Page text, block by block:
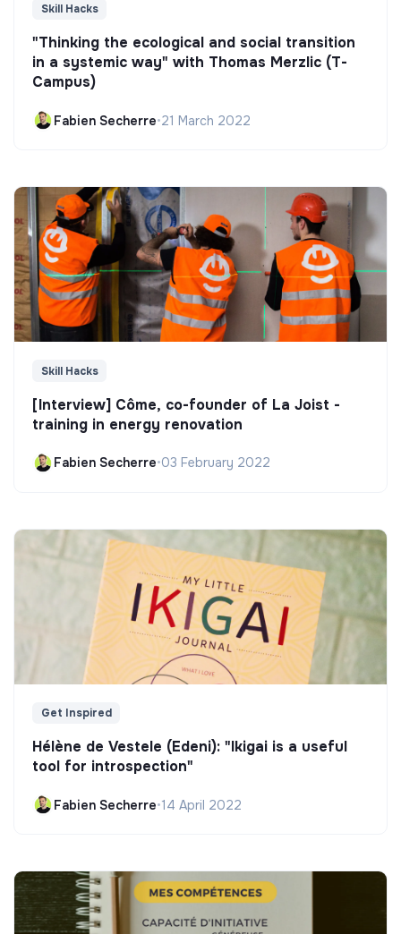
Skill Hacks
"Thinking the ecological and social transition
in a systemic way" with Thomas Merzlic (T-
Campus)
Fabien Secherre•21 March 2022
Skill Hacks
[Interview] Côme, co-founder of La Joist -
training in energy renovation
Fabien Secherre•03 February 2022
Get Inspired
Hélène de Vestele (Edeni): "Ikigai is a useful
tool for introspection"
Fabien Secherre•14 April 2022